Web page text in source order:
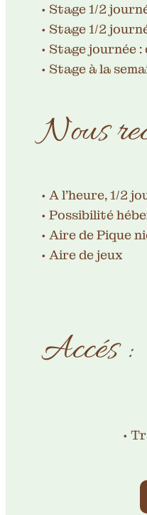
• Stage 1/2
• Stage 1/2
• Stage journée :
• Stage à la
Nous
• A l’heure, 1/2
• Possibilité
• Aire de Pique
• Aire de jeux
Accés :
•